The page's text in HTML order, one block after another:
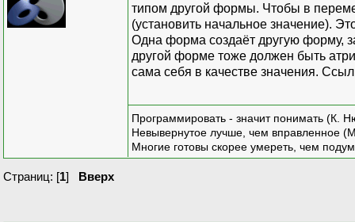
типом другой формы. Чтобы в
(установить начальное значение).
Одна форма создаёт другую форму,
другой форме тоже должен быть
сама себя в качестве значения.
Программировать - значит понимать (К.
Невывернутое лучше, чем вправленное
Многие готовы скорее умереть, чем
Страниц: [1] Вверх